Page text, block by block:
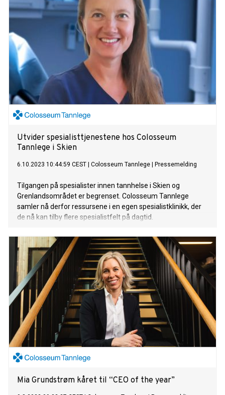
Utvider spesialisttjenestene hos Colosseum
Tannlege i Skien
6.10.2023 10:44:59 CEST Colosseum Tannlege Pressemelding
Tilgangen på spesialister innen tannhelse i Skien og
Grenlandsområdet er begrenset. Colosseum Tannlege
samler nå derfor ressursene i en egen spesialistklinikk, der
de nå kan tilby flere spesialistfelt på dagtid.
Mia Grundstrøm kåret til “CEO of the year”